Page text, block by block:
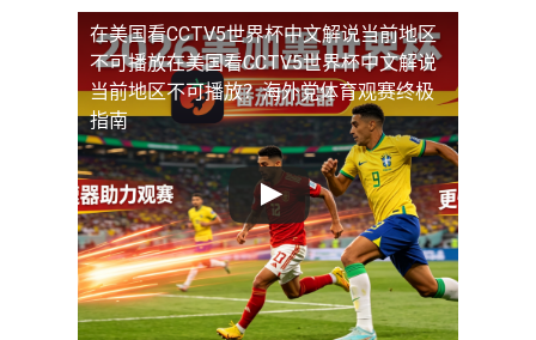
在美国看CCTV5世界杯中文解说当前地区
不可播放在美国看CCTV5世界杯中文解说
当前地区不可播放？海外党体育观赛终极
指南